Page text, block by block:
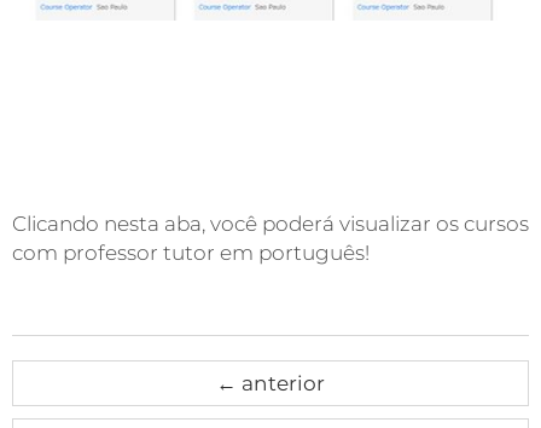
Clicando nesta aba, você poderá visualizar os cursos
com professor tutor em português!
← anterior